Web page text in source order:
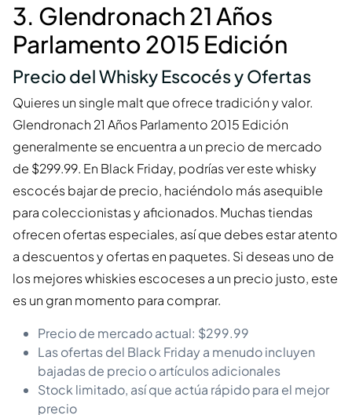
3. Glendronach 21 Años
Parlamento 2015 Edición
Precio del Whisky Escocés y Ofertas
Quieres un single malt que ofrece tradición y valor.
Glendronach 21 Años Parlamento 2015 Edición
generalmente se encuentra a un precio de mercado
de $299.99. En Black Friday, podrías ver este whisky
escocés bajar de precio, haciéndolo más asequible
para coleccionistas y aficionados. Muchas tiendas
ofrecen ofertas especiales, así que debes estar atento
a descuentos y ofertas en paquetes. Si deseas uno de
los mejores whiskies escoceses a un precio justo, este
es un gran momento para comprar.
Precio de mercado actual: $299.99
Las ofertas del Black Friday a menudo incluyen
bajadas de precio o artículos adicionales
Stock limitado, así que actúa rápido para el mejor
precio